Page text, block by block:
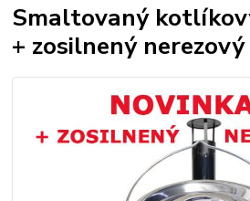
Smaltovaný
+ zosilnený